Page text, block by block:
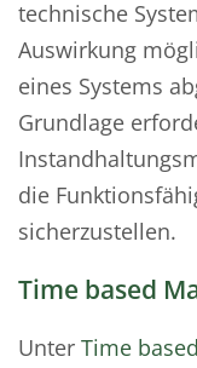
technische
Auswirkung
eines Systems
Grundlage
die
sicherzustellen.
Time based
Unter Time